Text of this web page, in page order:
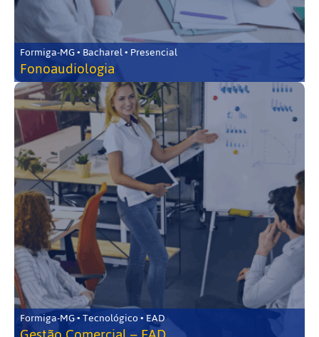
Formiga-MG • Bacharel • Presencial
Fonoaudiologia
Formiga-MG • Tecnológico • EAD